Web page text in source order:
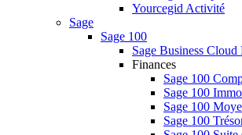
Yourcegid Activité
Sage
Sage 100
Sage Business Cloud
Finances
Sage 100
Sage 100
Sage 100
Sage 100